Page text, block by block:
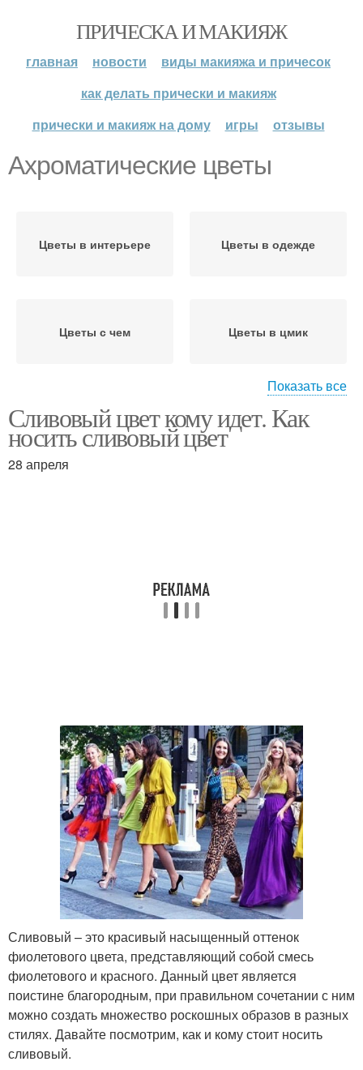
ПРИЧЕСКА И МАКИЯЖ
главная новости
виды макияжа и причесок
как делать прически и макияж
прически и макияж на дому
игры отзывы
Ахроматические цветы
Цветы в интерьере Цветы в одежде
Цветы с чем Цветы в цмик
Цвета в интерьере Цвета в одежде
Показать все
Сливовый цвет кому идет. Как
носить сливовый цвет
28 апреля
Сливовый – это красивый насыщенный оттенок
фиолетового цвета, представляющий собой смесь
фиолетового и красного. Данный цвет является
поистине благородным, при правильном сочетании с ним
можно создать множество роскошных образов в разных
стилях. Давайте посмотрим, как и кому стоит носить
сливовый.